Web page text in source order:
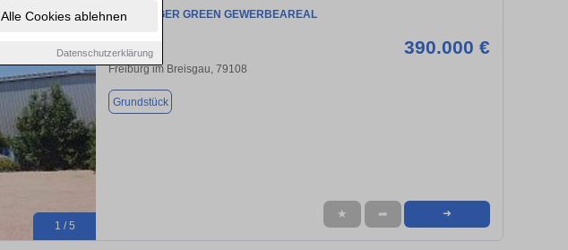
Alle Cookies ablehnen
Datenschutzerklärung
1 / 5
FREIBURGER GREEN GEWERBEAREAL
390.000 €
Freiburg im Breisgau, 79108
Grundstück
★ ➦ ➜